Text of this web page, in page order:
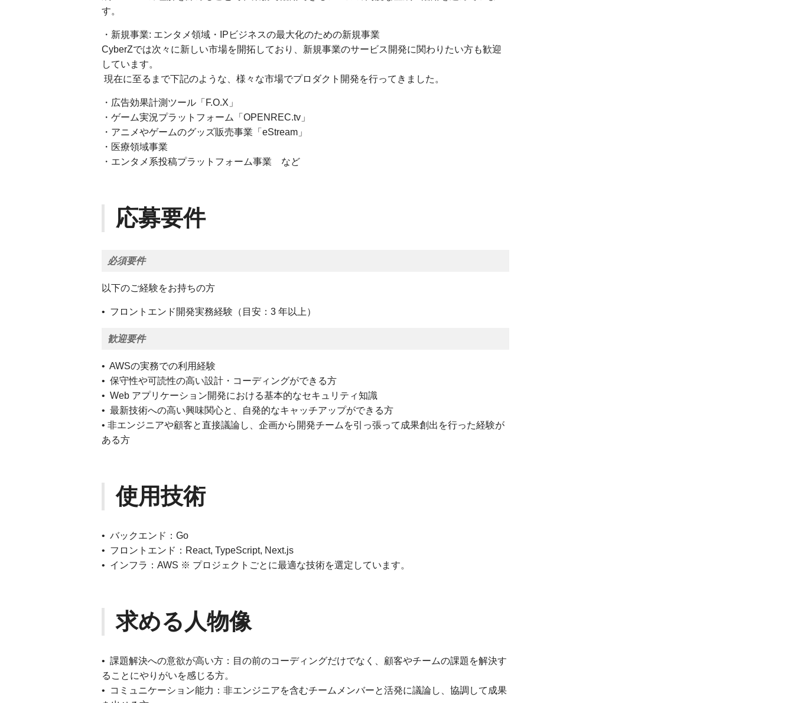
す。
・新規事業: エンタメ領域・IPビジネスの最大化のための新規事業
CyberZでは次々に新しい市場を開拓しており、新規事業のサービス開発に関わりたい方も歓迎
しています。
現在に至るまで下記のような、様々な市場でプロダクト開発を行ってきました。
・広告効果計測ツール「F.O.X」
・ゲーム実況プラットフォーム「OPENREC.tv」
・アニメやゲームのグッズ販売事業「eStream」
・医療領域事業
・エンタメ系投稿プラットフォーム事業 など
応募要件
必須要件
以下のご経験をお持ちの方
• フロントエンド開発実務経験（目安：3 年以上）
歓迎要件
• AWSの実務での利用経験
• 保守性や可読性の高い設計・コーディングができる方
• Web アプリケーション開発における基本的なセキュリティ知識
• 最新技術への高い興味関心と、自発的なキャッチアップができる方
• 非エンジニアや顧客と直接議論し、企画から開発チームを引っ張って成果創出を行った経験が
ある方
使用技術
• バックエンド：Go
• フロントエンド：React, TypeScript, Next.js
• インフラ：AWS ※ プロジェクトごとに最適な技術を選定しています。
求める人物像
• 課題解決への意欲が高い方：目の前のコーディングだけでなく、顧客やチームの課題を解決す
ることにやりがいを感じる方。
• コミュニケーション能力：非エンジニアを含むチームメンバーと活発に議論し、協調して成果